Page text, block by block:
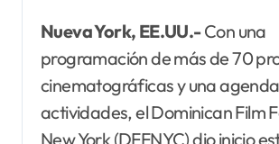
Nueva York, EE.UU.-Con una
programación de más de 70
cinematográficas y una
actividades, el Dominican Film
New York (DFFNYC) dio inicio